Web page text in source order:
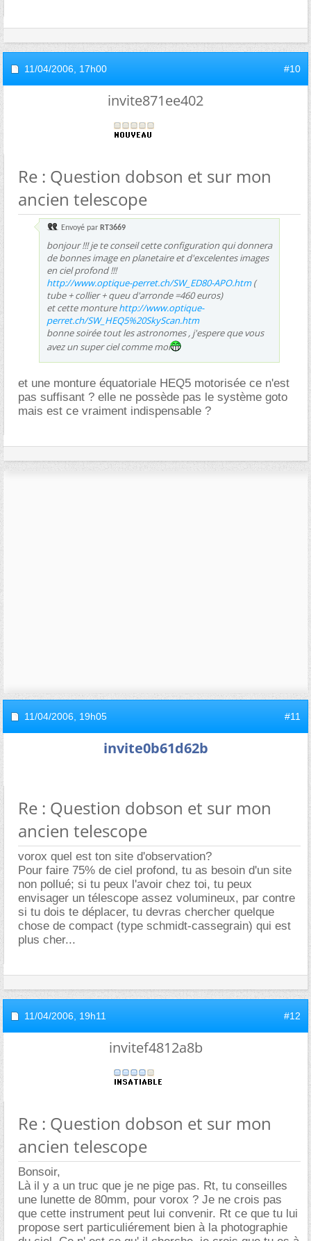
11/04/2006, 17h00 #10
invite871ee402
Re : Question dobson et sur mon
ancien telescope
Envoyé par RT3669
bonjour !!! je te conseil cette configuration qui donnera
de bonnes image en planetaire et d'excelentes images
en ciel profond !!!
http://www.optique-perret.ch/SW_ED80-APO.htm(
tube + collier + queu d'arronde =460 euros)
et cette monturehttp://www.optique-
perret.ch/SW_HEQ5%20SkyScan.htm
bonne soirée tout les astronomes , j'espere que vous
avez un super ciel comme moi
et une monture équatoriale HEQ5 motorisée ce n'est
pas suffisant ? elle ne possède pas le système goto
mais est ce vraiment indispensable ?
11/04/2006, 19h05 #11
invite0b61d62b
Re : Question dobson et sur mon
ancien telescope
vorox quel est ton site d'observation?
Pour faire 75% de ciel profond, tu as besoin d'un site
non pollué; si tu peux l'avoir chez toi, tu peux
envisager un télescope assez volumineux, par contre
si tu dois te déplacer, tu devras chercher quelque
chose de compact (type schmidt-cassegrain) qui est
plus cher...
11/04/2006, 19h11 #12
invitef4812a8b
Re : Question dobson et sur mon
ancien telescope
Bonsoir,
Là il y a un truc que je ne pige pas. Rt, tu conseilles
une lunette de 80mm, pour vorox ? Je ne crois pas
que cette instrument peut lui convenir. Rt ce que tu lui
propose sert particuliérement bien à la photographie